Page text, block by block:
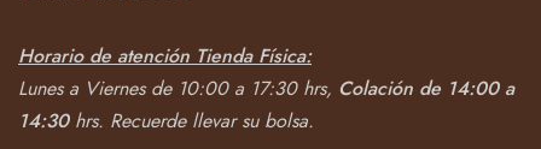
Horario de atención Tienda Física:
Lunes a Viernes de 10:00 a 17:30 hrs, Colación de 14:00 a
14:30hrs. Recuerde llevar su bolsa.